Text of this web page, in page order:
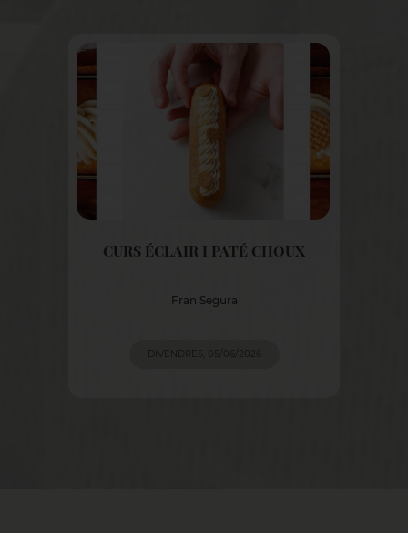
CURS ÉCLAIR I PATÉ CHOUX
Fran Segura